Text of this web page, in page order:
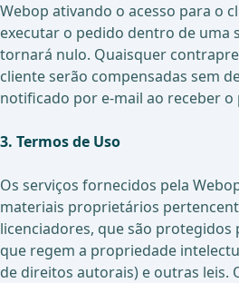
Webop ativando o acesso para o
executar o pedido dentro de uma
tornará nulo. Quaisquer
cliente serão compensadas sem
notificado por e-mail ao receber o
3. Termos de Uso
Os serviços fornecidos pela
materiais proprietários
licenciadores, que são protegidos
que regem a propriedade
de direitos autorais) e outras leis.